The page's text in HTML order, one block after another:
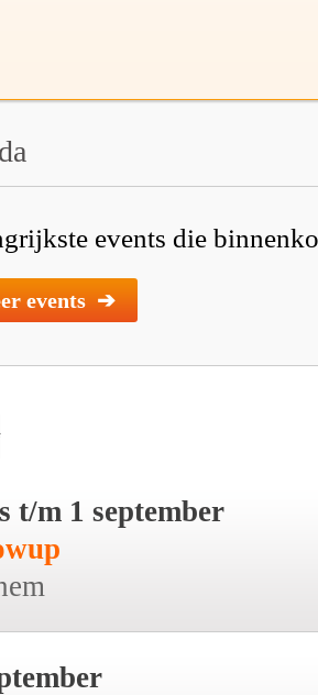
events die
events ➔
t/m 1 september